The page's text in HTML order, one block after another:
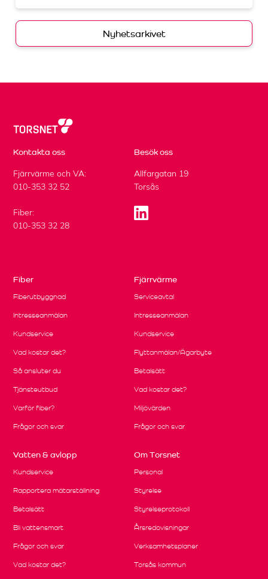
Nyhetsarkivet
Kontakta oss
Fjärrvärme och VA:
010-353 32 52
Fiber:
010-353 32 28
Besök oss
Allfargatan 19
Torsås
Fiber
Fiberutbyggnad
Intresseanmälan
Kundservice
Vad kostar det?
Så ansluter du
Tjänsteutbud
Varför fiber?
Frågor och svar
Fjärrvärme
Serviceavtal
Intresseanmälan
Kundservice
Flyttanmälan/Ägarbyte
Betalsätt
Vad kostar det?
Miljövärden
Frågor och svar
Vatten & avlopp
Kundservice
Rapportera mätarställning
Betalsätt
Bli vattensmart
Frågor och svar
Vad kostar det?
Om Torsnet
Personal
Styrelse
Styrelseprotokoll
Årsredovisningar
Verksamhetsplaner
Torsås kommun